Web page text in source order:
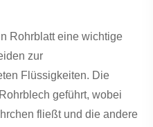
Rohrblatt eine wichtige
zur
Flüssigkeiten. Die
geführt, wobei
fließt und die andere